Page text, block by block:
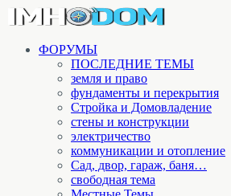
ФОРУМЫ
ПОСЛЕДНИЕ ТЕМЫ
земля и право
фундаменты и перекрытия
Стройка и Домовладение
стены и конструкции
электричество
коммуникации и отопление
Cад, двор, гараж, баня…
свободная тема